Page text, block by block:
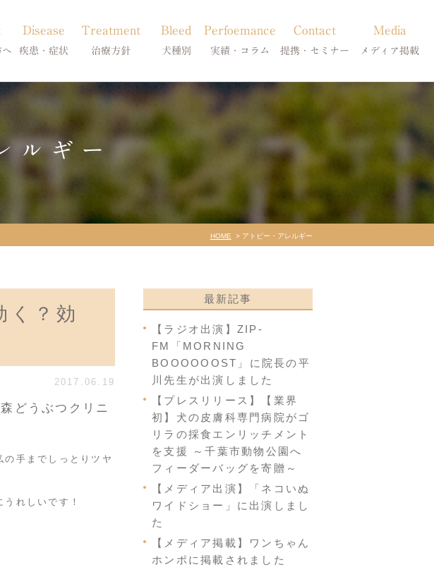
へ
Disease
疾患・症状
ー・アレルギー
症・脂漏症
症・アロペシアX
キルが効かない皮膚病
Treatment
治療方針
体質改善・食事療法
Bleed
犬種別
柴犬の皮膚病
シーズーの皮膚病
フレンチブルドッグの皮膚病
トイプードルの皮膚病
Perfoemance
実績・コラム
症状別
コラム「皮膚科のいろは」
Contact
提携・セミナー
診療提携・セミナー開催
Media
メディア掲載
ルギー
HOME アトピー・アレルギー
く？効
2017.06.19
どうぶつクリニ
手までしっとりツヤ
れしいです！
最新記事
【ラジオ出演】ZIP-
FM「MORNING
BOOOOOOST」に院長の平
川先生が出演しました
【プレスリリース】【業界
初】犬の皮膚科専門病院がゴ
リラの採食エンリッチメント
を支援 ～千葉市動物公園へ
フィーダーバッグを寄贈～
【メディア出演】「ネコいぬ
ワイドショー」に出演しまし
た
【メディア掲載】ワンちゃん
ホンポに掲載されました